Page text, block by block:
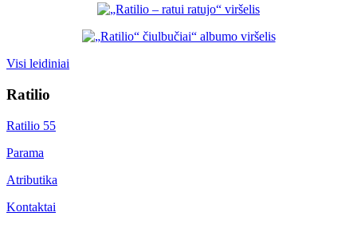
Visi leidiniai
Ratilio
Ratilio 55
Parama
Atributika
Kontaktai